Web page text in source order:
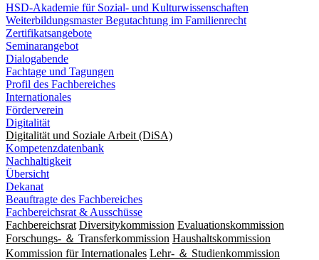
HSD-Akademie für Sozial- und Kulturwissenschaften
Weiterbildungsmaster Begutachtung im Familienrecht
Zertifikatsangebote
Seminarangebot
Dialogabende
Fachtage und Tagungen
Profil des Fachbereiches
Internationales
Förderverein
Digitalität
Digitalität und Soziale Arbeit (DiSA)
Kompetenzdatenbank
Nachhaltigkeit
Übersicht
Dekanat
Beauftragte des Fachbereiches
Fachbereichsrat & Ausschüsse
Fachbereichsrat Diversitykommission Evaluationskommission
Forschungs- ＆ Transferkommission Haushaltskommission
Kommission für Internationales Lehr- ＆ Studienkommission